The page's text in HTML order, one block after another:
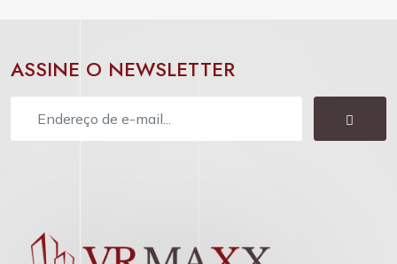
ASSINE O NEWSLETTER